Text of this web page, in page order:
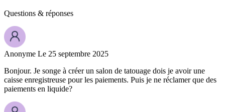
Questions & réponses
Anonyme Le 25 septembre 2025
Bonjour. Je songe à créer un salon de tatouage dois je avoir une
caisse enregistreuse pour les paiements. Puis je ne réclamer que des
paiements en liquide?